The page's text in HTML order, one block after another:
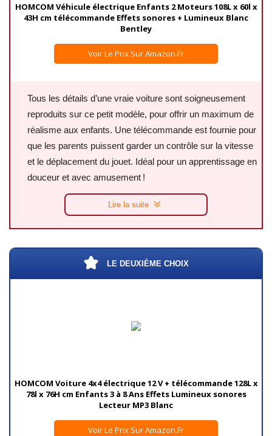
HOMCOM Véhicule électrique Enfants 2 Moteurs 108L x 60l x
43H cm télécommande Effets sonores + Lumineux Blanc
Bentley
Voir Le Prix Sur Amazon.fr
Tous les détails d’une vraie voiture sont soigneusement
reproduits sur ce petit modèle, pour offrir un maximum de
réalisme aux enfants. Une télécommande est fournie pour
que les parents puissent garder un contrôle sur la vitesse
et le déplacement du jouet. Idéal pour un apprentissage en
douceur et avec amusement !
Lire la suite
LE DEUXIÈME CHOIX
HOMCOM Voiture 4x4 électrique 12 V + télécommande 128L x
78l x 76H cm Enfants 3 à 8 Ans Effets Lumineux sonores
Lecteur MP3 Blanc
Voir Le Prix Sur Amazon.fr